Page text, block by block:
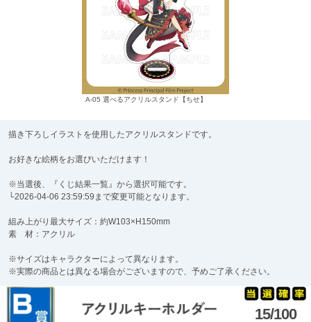
A-05 選べるアクリルスタンド【ちせ】
描き下ろしイラストを使用したアクリルスタンドです。
お好きな絵柄をお選びいただけます！
※当選後、『くじ結果一覧』から選択可能です。
└2026-04-06 23:59:59まで変更可能となります。
組み上がり最大サイズ：約W103×H150mm
素 材：アクリル
※サイズはキャラクターによって異なります。
※実際の商品とは異なる場合がございますので、予めご了承ください。
15/100